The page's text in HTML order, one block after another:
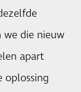
we die nieuw
apart
oplossing